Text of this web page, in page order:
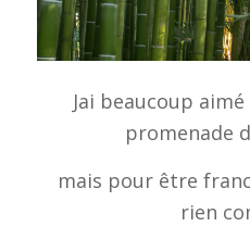
Jai beaucoup
promenade
mais pour être
rien